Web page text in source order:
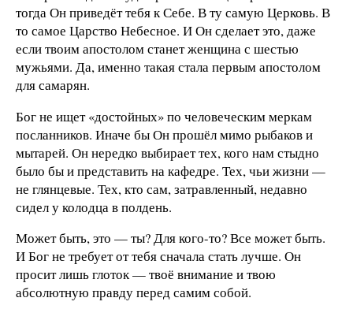
тогда Он приведёт тебя к Себе. В ту самую Церковь. В
то самое Царство Небесное. И Он сделает это, даже
если твоим апостолом станет женщина с шестью
мужьями. Да, именно такая стала первым апостолом
для самарян.
Бог не ищет «достойных» по человеческим меркам
посланников. Иначе бы Он прошёл мимо рыбаков и
мытарей. Он нередко выбирает тех, кого нам стыдно
было бы и представить на кафедре. Тех, чьи жизни —
не глянцевые. Тех, кто сам, затравленный, недавно
сидел у колодца в полдень.
Может быть, это — ты? Для кого-то? Все может быть.
И Бог не требует от тебя сначала стать лучше. Он
просит лишь глоток — твоё внимание и твою
абсолютную правду перед самим собой.